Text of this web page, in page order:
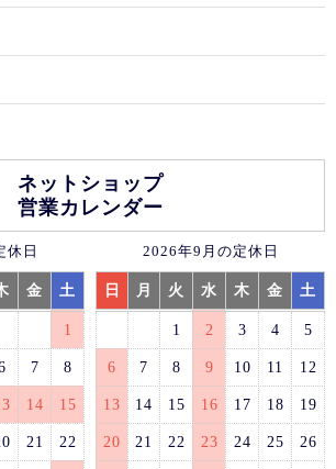
ネットショップ
営業カレンダー
休日
金 土
1
7 8
14 15
21 22
2026年9月の定休日
日 月 火 水 木 金 土
1 2 3 4 5
6 7 8 9 10 11 12
13 14 15 16 17 18 19
20 21 22 23 24 25 26